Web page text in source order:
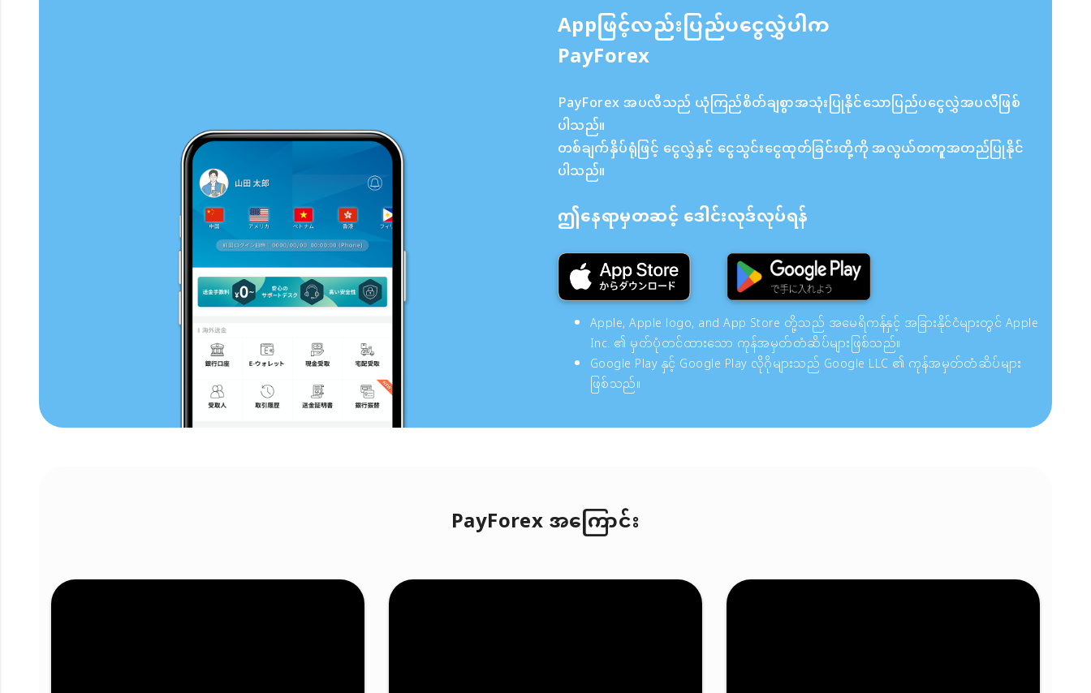
Appဖြင့်လည်းပြည်ပငွေလွှဲပါက
PayForex
PayForex အပလီသည် ယုံကြည်စိတ်ချစွာအသုံးပြုနိုင်သောပြည်ပငွေလွှဲအပလီဖြစ်
ပါသည်။
တစ်ချက်နှိပ်ရုံဖြင့် ငွေလွှဲနှင့် ငွေသွင်းငွေထုတ်ခြင်းတို့ကို အလွယ်တကူအတည်ပြုနိုင်
ပါသည်။
ဤနေရာမှတဆင့် ဒေါင်းလုဒ်လုပ်ရန်
Apple, Apple logo, and App Store တို့သည် အမေရိကန်နှင့် အခြားနိုင်ငံများတွင် Apple
Inc. ၏ မှတ်ပုံတင်ထားသော ကုန်အမှတ်တံဆိပ်များဖြစ်သည်။
Google Play နှင့် Google Play လိုဂိုများသည် Google LLC ၏ ကုန်အမှတ်တံဆိပ်များ
ဖြစ်သည်။
PayForex အကြောင်း